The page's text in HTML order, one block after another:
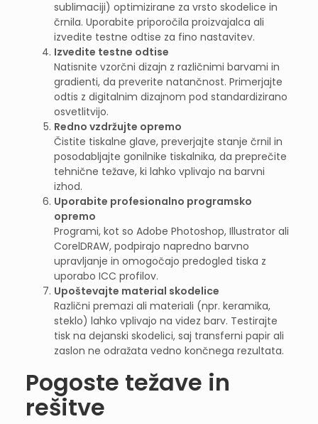
sublimaciji) optimizirane za vrsto skodelice in
črnila. Uporabite priporočila proizvajalca ali
izvedite testne odtise za fino nastavitev.
Izvedite testne odtise
Natisnite vzorčni dizajn z različnimi barvami in
gradienti, da preverite natančnost. Primerjajte
odtis z digitalnim dizajnom pod standardizirano
osvetlitvijo.
Redno vzdržujte opremo
Čistite tiskalne glave, preverjajte stanje črnil in
posodabljajte gonilnike tiskalnika, da preprečite
tehnične težave, ki lahko vplivajo na barvni
izhod.
Uporabite profesionalno programsko
opremo
Programi, kot so Adobe Photoshop, Illustrator ali
CorelDRAW, podpirajo napredno barvno
upravljanje in omogočajo predogled tiska z
uporabo ICC profilov.
Upoštevajte material skodelice
Različni premazi ali materiali (npr. keramika,
steklo) lahko vplivajo na videz barv. Testirajte
tisk na dejanski skodelici, saj transferni papir ali
zaslon ne odražata vedno končnega rezultata.
Pogoste težave in
rešitve